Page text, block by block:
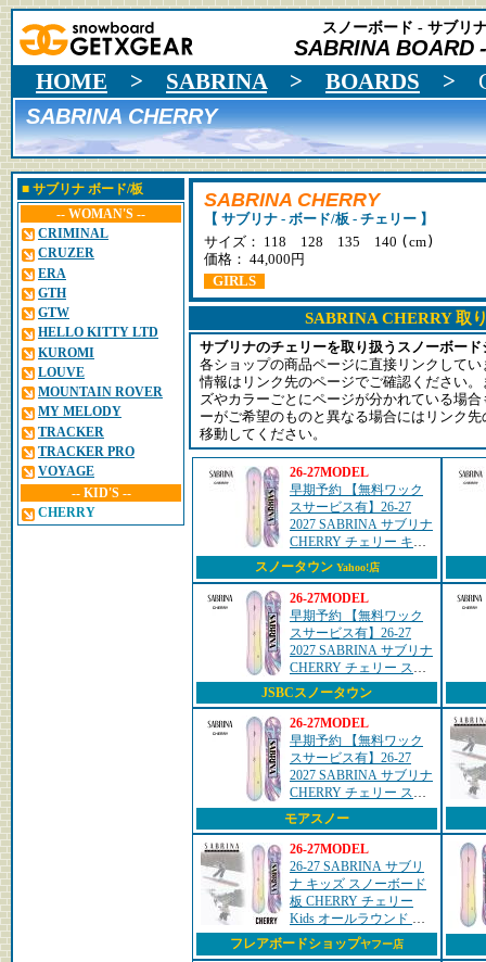
スノーボード - サブリ
SABRINA BOARD
HOME > SABRINA> BOARDS >
SABRINA CHERRY
■ サブリナ ボード/板
-- WOMAN'S --
CRIMINAL
CRUZER
ERA
GTH
GTW
HELLO KITTY LTD
KUROMI
LOUVE
MOUNTAIN ROVER
MY MELODY
TRACKER
TRACKER PRO
VOYAGE
-- KID'S --
CHERRY
SABRINA CHERRY
【 サブリナ - ボード/板 - チェリー 】
サイズ： 118 128 135 140 ( cm)
価格： 44,000円
GIRLS
SABRINA CHERRY 取
サブリナのチェリーを取り扱うスノーボー
各ショップの商品ページに直接リンクして
情報はリンク先のページでご確認ください
ズやカラーごとにページが分かれている場
ーがご希望のものと異なる場合にはリンク
移動してください。
26-27MODEL
早期予約 【無料ワック
スサービス有】26-27
2027 SABRINA サブリナ
CHERRY チェリー キッ
ズ
スノータウン Yahoo!店
26-27MODEL
早期予約 【無料ワック
スサービス有】26-27
2027 SABRINA サブリナ
CHERRY チェリー スノ
ーボード 板 キッズ 子供
JSBCスノータウン
26-27MODEL
早期予約 【無料ワック
スサービス有】26-27
2027 SABRINA サブリナ
CHERRY チェリー スノ
ーボード 板 キッズ 子供
モアスノー
26-27MODEL
26-27 SABRINA サブリ
ナ キッズ スノーボード
板 CHERRY チェリー
Kids オールラウンド 予
約販売品 11月入荷予定
ship1
フレアボードショップヤフー店